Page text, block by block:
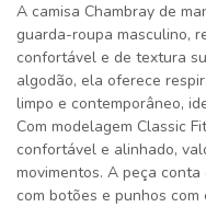
A camisa Chambray de
guarda-roupa masculino,
confortável e de textura
algodão, ela oferece
limpo e contemporâneo,
Com modelagem Classic
confortável e alinhado,
movimentos. A peça
com botões e punhos